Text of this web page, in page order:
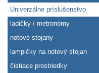
Univerzálne príslušenstvo
ladičky / metronómy
notové stojany
lampičky na notový stojan
čistiace prostriedky